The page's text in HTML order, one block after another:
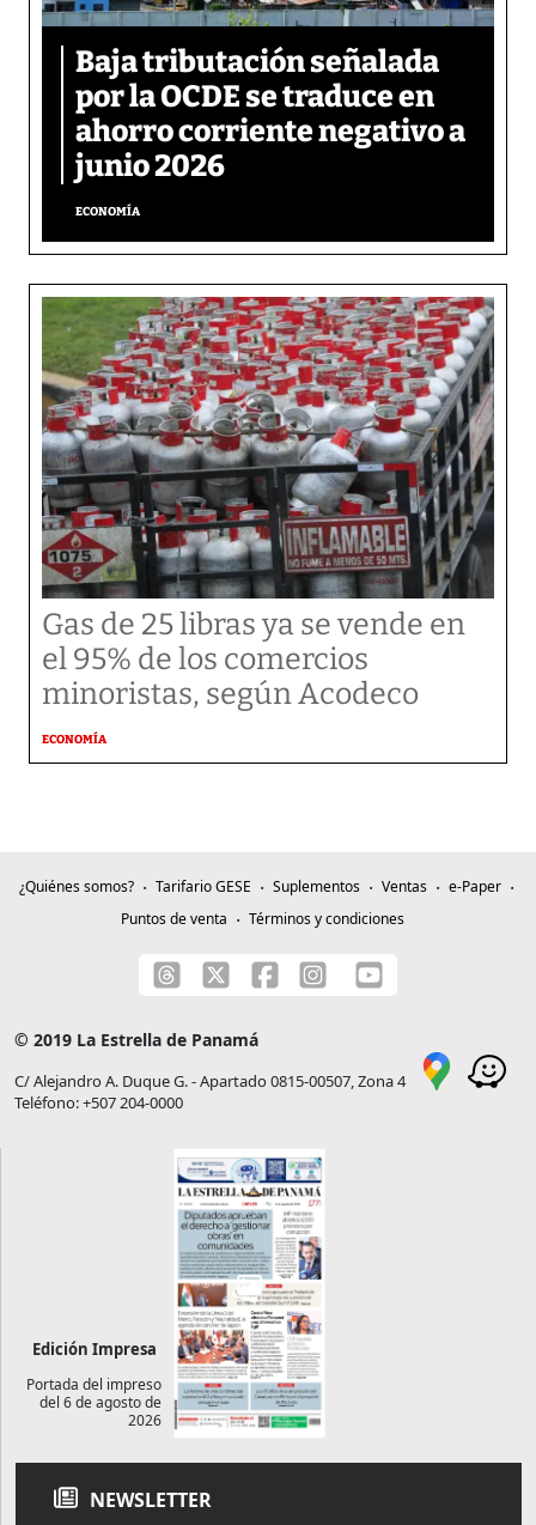
Baja tributación señalada
por la OCDE se traduce en
ahorro corriente negativo a
junio 2026
ECONOMÍA
Gas de 25 libras ya se vende en
el 95% de los comercios
minoristas, según Acodeco
ECONOMÍA
¿Quiénes somos? Tarifario GESE Suplementos Ventas
e-Paper
Puntos de venta
Términos y condiciones
© 2019 La Estrella de Panamá
C/ Alejandro A. Duque G. - Apartado 0815-00507, Zona 4
Teléfono: +507 204-0000
Edición Impresa
Portada del impreso
del 6 de agosto de
2026
NEWSLETTER